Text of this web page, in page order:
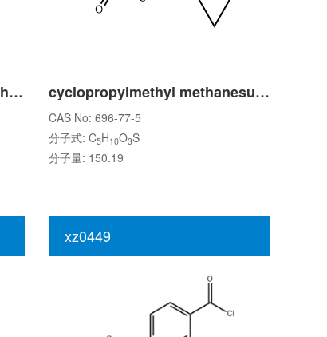
Terbutaline Impurity 3 (3,5-Dihydroxybenzaldehyde) cyclopropylmethyl methanesulfonate
CAS No: 696-77-5
分子式: C5H10O3S
分子量: 150.19
xz0449